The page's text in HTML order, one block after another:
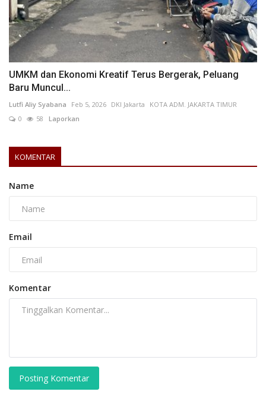
UMKM dan Ekonomi Kreatif Terus Bergerak, Peluang
Baru Muncul...
Lutfi Aliy Syabana Feb 5, 2026 DKI Jakarta
KOTA ADM. JAKARTA TIMUR
0
58 Laporkan
KOMENTAR
Name
Email
Komentar
Posting Komentar